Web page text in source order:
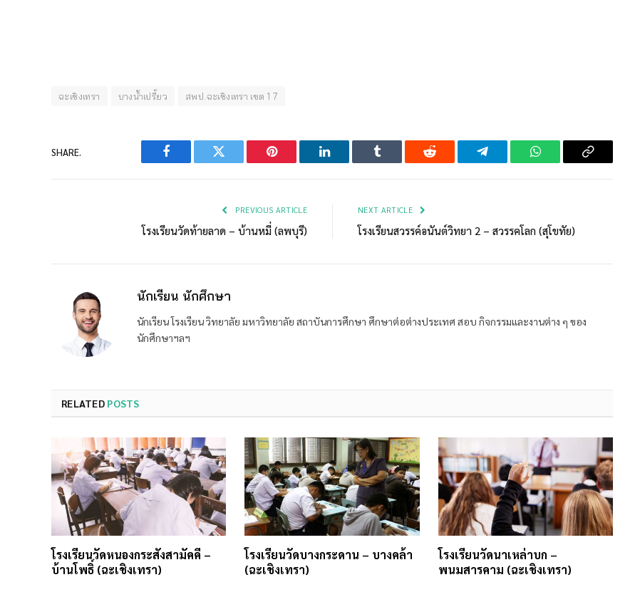
ฉะเชิงเทรา บางน้ำเปรี้ยว สพป.ฉะเชิงเทรา เขต 1 7
SHARE.
Facebook Twitter Pinterest LinkedIn Tumblr Reddit Telegram WhatsAppCopy
PREVIOUS ARTICLE
โรงเรียนวัดท้ายลาด – บ้านหมี่ (ลพบุรี)
NEXT ARTICLE
โรงเรียนสวรรค์อนันต์วิทยา 2 – สวรรคโลก (สุโขทัย)
นักเรียน นักศึกษา
นักเรียน โรงเรียน วิทยาลัย มหาวิทยาลัย สถาบันการศึกษา ศึกษาต่อต่างประเทศ สอบ กิจกรรมและงานต่าง ๆ ของ
นักศึกษาฯลฯ
RELATED POSTS
โรงเรียนวัดหนองกระสังสามัคคี –
บ้านโพธิ์ (ฉะเชิงเทรา)
โรงเรียนวัดบางกระดาน – บางคล้า
(ฉะเชิงเทรา)
โรงเรียนวัดนาเหล่าบก –
พนมสารคาม (ฉะเชิงเทรา)